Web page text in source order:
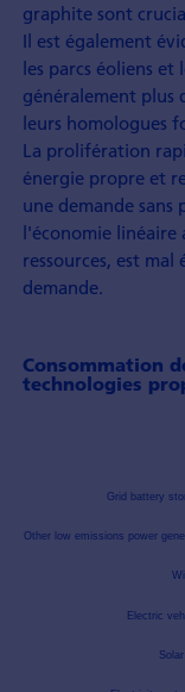
graphite sont
Il est également
les parcs éoliens et
généralement plus
leurs homologues
La prolifération
énergie propre et
une demande sans
l'économie linéaire
ressources, est
demande.
Consommation
technologies